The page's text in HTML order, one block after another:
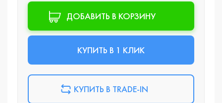
ДОБАВИТЬ В КОРЗИНУ
КУПИТЬ В 1 КЛИК
КУПИТЬ В TRADE-IN